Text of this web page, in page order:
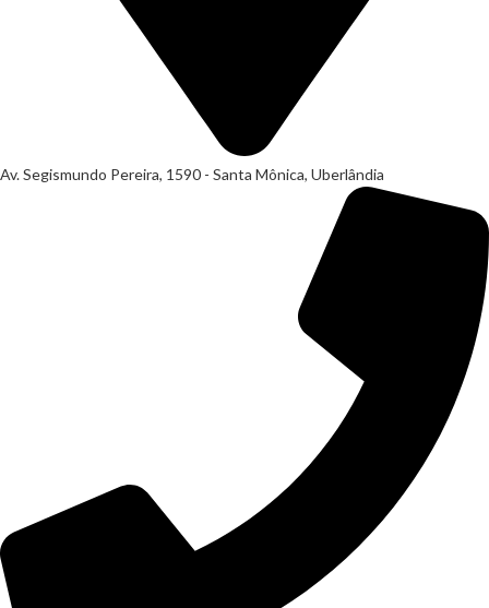
Av. Segismundo Pereira, 1590 - Santa Mônica, Uberlândia